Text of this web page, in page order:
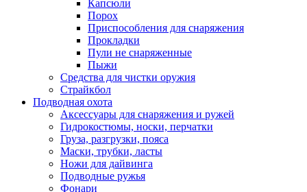
Капсюли
Порох
Приспособления для снаряжения
Прокладки
Пули не снаряженные
Пыжи
Средства для чистки оружия
Страйкбол
Подводная охота
Аксессуары для снаряжения и ружей
Гидрокостюмы, носки, перчатки
Груза, разгрузки, пояса
Маски, трубки, ласты
Ножи для дайвинга
Подводные ружья
Фонари